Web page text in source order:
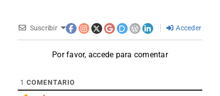
Suscribir Acceder
Por favor, accede para comentar
1 COMENTARIO